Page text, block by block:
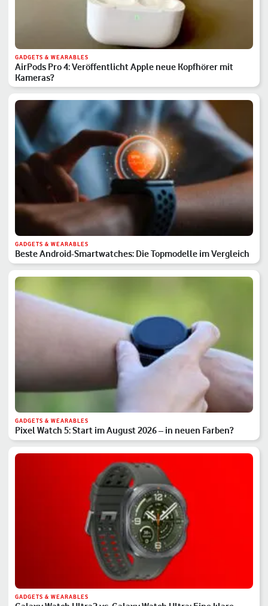
GADGETS & WEARABLES
AirPods Pro 4: Veröffentlicht Apple neue Kopfhörer mit
Kameras?
GADGETS & WEARABLES
Beste Android-Smartwatches: Die Topmodelle im Vergleich
GADGETS & WEARABLES
Pixel Watch 5: Start im August 2026 – in neuen Farben?
GADGETS & WEARABLES